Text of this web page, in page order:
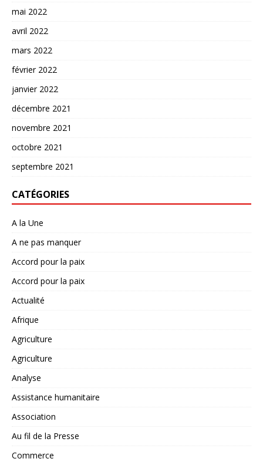
mai 2022
avril 2022
mars 2022
février 2022
janvier 2022
décembre 2021
novembre 2021
octobre 2021
septembre 2021
CATÉGORIES
A la Une
A ne pas manquer
Accord pour la paix
Accord pour la paix
Actualité
Afrique
Agriculture
Agriculture
Analyse
Assistance humanitaire
Association
Au fil de la Presse
Commerce